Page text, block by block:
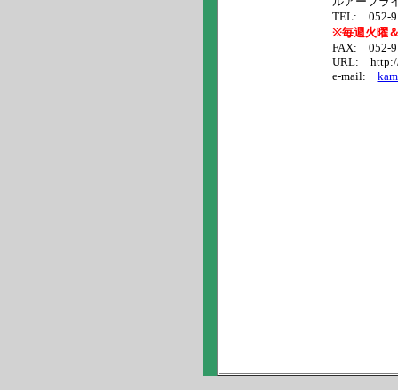
TEL: 052-
※毎週火曜
FAX: 052-
URL: http://
e-mail: